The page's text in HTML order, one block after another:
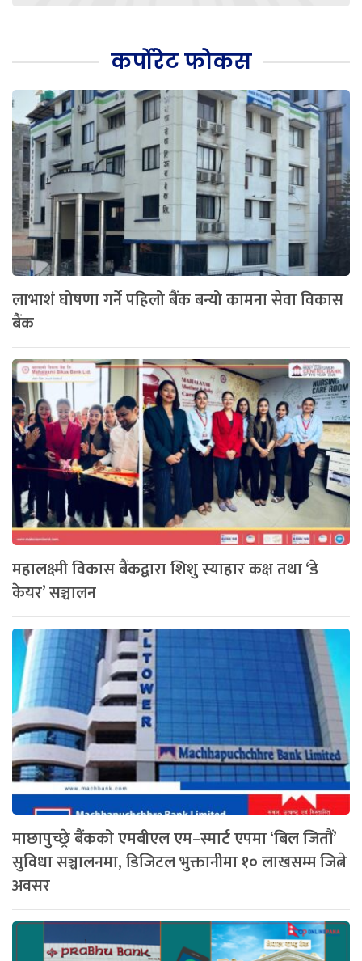
कर्पोरेट फोकस
लाभाशं घोषणा गर्ने पहिलो बैंक बन्यो कामना सेवा विकास
बैंक
महालक्ष्मी विकास बैंकद्वारा शिशु स्याहार कक्ष तथा ‘डे
केयर’ सञ्चालन
माछापुच्छ्रे बैंकको एमबीएल एम–स्मार्ट एपमा ‘बिल जितौं’
सुविधा सञ्चालनमा, डिजिटल भुक्तानीमा १० लाखसम्म जित्ने
अवसर